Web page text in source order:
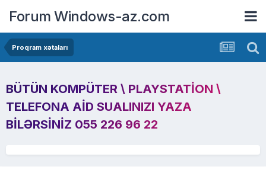
Forum Windows-az.com
Proqram xətaları
BÜTÜN KOMPÜTER \ PLAYSTATION \
TELEFONA AID SUALINIZI YAZA
BILƏRSINIZ 055 226 96 22